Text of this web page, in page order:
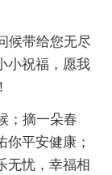
带给您无尽
小祝福，愿我
摘一朵春
平安健康；
无忧，幸福相